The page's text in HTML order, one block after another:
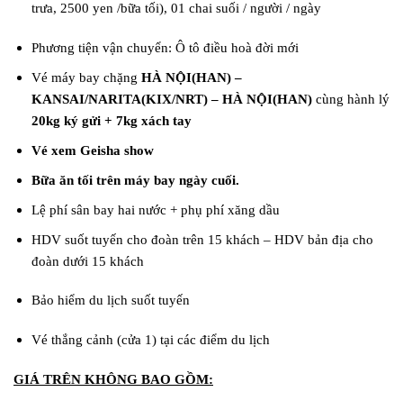
trưa, 2500 yen /bữa tối), 01 chai suối / người / ngày
Phương tiện vận chuyển: Ô tô điều hoà đời mới
Vé máy bay chặng HÀ NỘI(HAN) –
KANSAI/NARITA(KIX/NRT) – HÀ NỘI(HAN)cùng hành lý
20kg ký gửi + 7kg xách tay
Vé xem Geisha show
Bữa ăn tối trên máy bay ngày cuối.
Lệ phí sân bay hai nước + phụ phí xăng dầu
HDV suốt tuyến cho đoàn trên 15 khách – HDV bản địa cho
đoàn dưới 15 khách
Bảo hiểm du lịch suốt tuyến
Vé thắng cảnh (cửa 1) tại các điểm du lịch
GIÁ TRÊN KHÔNG BAO GỒM: